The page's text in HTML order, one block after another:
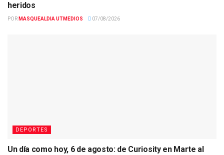
heridos
POR MASQUEALDIA UTMEDIOS 07/08/2026
DEPORTES
Un día como hoy, 6 de agosto: de Curiosity en Marte al